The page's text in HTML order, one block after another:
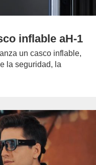
inflable aH-1
un casco inflable,
la seguridad, la